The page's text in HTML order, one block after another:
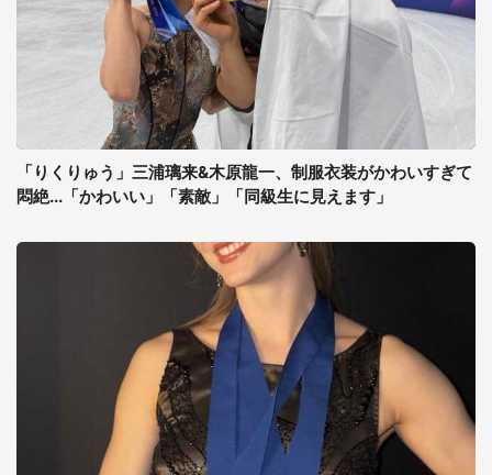
「りくりゅう」三浦璃来&木原龍一、制服衣装がかわいすぎて
悶絶...「かわいい」「素敵」「同級生に見えます」